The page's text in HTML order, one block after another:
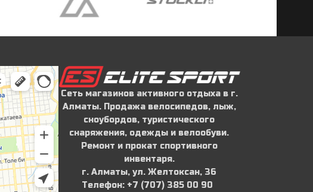
Сеть магазинов активного отдыха в г.
Алматы. Продажа велосипедов, лыж,
сноубордов, туристического
снаряжения, одежды и велообуви.
Ремонт и прокат спортивного
инвентаря.
г. Алматы, ул. Желтоксан, 36
Телефон: ‪+7 (707) 385 00 90‬